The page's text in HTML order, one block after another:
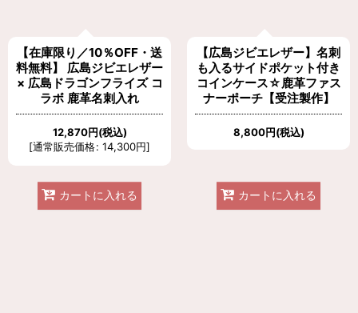
【在庫限り／10％OFF・送
料無料】 広島ジビエレザー
× 広島ドラゴンフライズ コ
ラボ 鹿革名刺入れ
12,870円(税込)
[通常販売価格: 14,300円]
カートに入れる
【広島ジビエレザー】名刺
も入るサイドポケット付き
コインケース☆鹿革ファス
ナーポーチ【受注製作】
8,800円(税込)
カートに入れる